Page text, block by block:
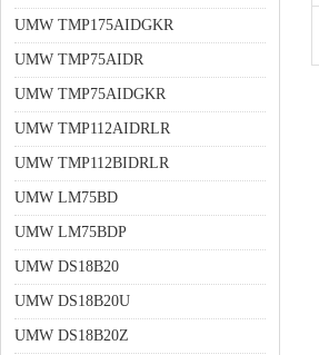
UMW TMP175AIDGKR
UMW TMP75AIDR
UMW TMP75AIDGKR
UMW TMP112AIDRLR
UMW TMP112BIDRLR
UMW LM75BD
UMW LM75BDP
UMW DS18B20
UMW DS18B20U
UMW DS18B20Z